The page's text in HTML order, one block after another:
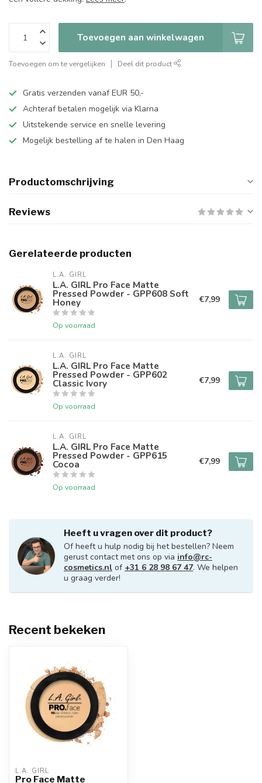
Toevoegen aan winkelwagen
Toevoegen om te vergelijken Deel dit product
Gratis verzenden vanaf EUR 50,-
Achteraf betalen mogelijk via Klarna
Uitstekende service en snelle levering
Mogelijk bestelling af te halen in Den Haag
Productomschrijving
Reviews
Gerelateerde producten
L.A. GIRL
L.A. GIRL Pro Face Matte
Pressed Powder - GPP608 Soft
Honey
Op voorraad
€7,99
L.A. GIRL
L.A. GIRL Pro Face Matte
Pressed Powder - GPP602
Classic Ivory
Op voorraad
€7,99
L.A. GIRL
L.A. GIRL Pro Face Matte
Pressed Powder - GPP615
Cocoa
Op voorraad
€7,99
Heeft u vragen over dit product?
Of heeft u hulp nodig bij het bestellen? Neem
gerust contact met ons op via info@rc-
cosmetics.nl of +31 6 28 98 67 47. We helpen
u graag verder!
Recent bekeken
L.A. GIRL
Pro Face Matte